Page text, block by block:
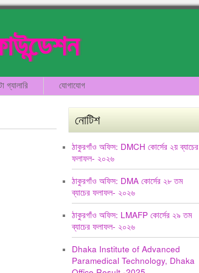
গ্যালারি যোগাযোগ
নোটিশ
ঠাকুরগাঁও অফিস: DMCH কোর্সের ২য় ব্যাচের
ফলাফল- ২০২৬
ঠাকুরগাঁও অফিস: DMA কোর্সের ২৮ তম
ব্যাচের ফলাফল- ২০২৬
ঠাকুরগাঁও অফিস: LMAFP কোর্সের ২৯ তম
ব্যাচের ফলাফল- ২০২৬
Dhaka Institute of Advanced
Paramedical Technology, Dhaka